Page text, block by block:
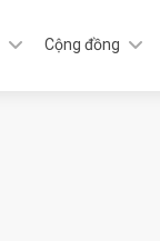
Cộng đồng